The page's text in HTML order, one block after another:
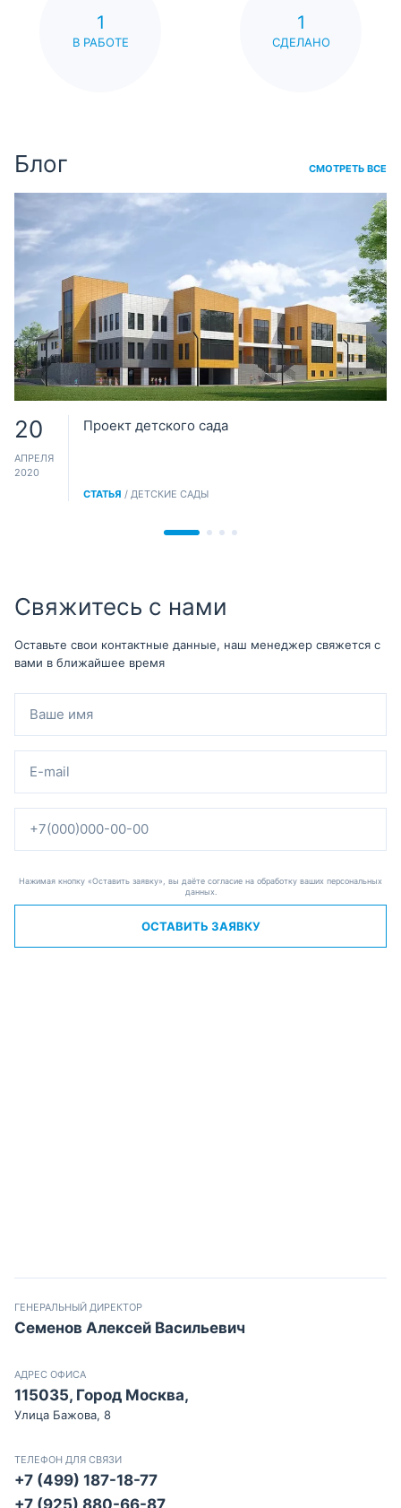
1
В РАБОТЕ
1
СДЕЛАНО
Блог СМОТРЕТЬ ВСЕ
20
АПРЕЛЯ
2020
Проект детского сада
СТАТЬЯ / ДЕТСКИЕ САДЫ
Свяжитесь с нами
Оставьте свои контактные данные, наш менеджер свяжется с
вами в ближайшее время
Нажимая кнопку «Оставить заявку», вы даёте согласие на обработку ваших персональных
данных.
ОСТАВИТЬ ЗАЯВКУ
ГЕНЕРАЛЬНЫЙ ДИРЕКТОР
Семенов Алексей Васильевич
АДРЕС ОФИСА
115035, Город Москва,
Улица Бажова, 8
ТЕЛЕФОН ДЛЯ СВЯЗИ
+7 (499) 187-18-77
+7 (925) 880-66-87